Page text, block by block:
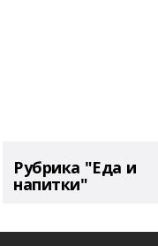
Рубрика "Еда и
напитки"